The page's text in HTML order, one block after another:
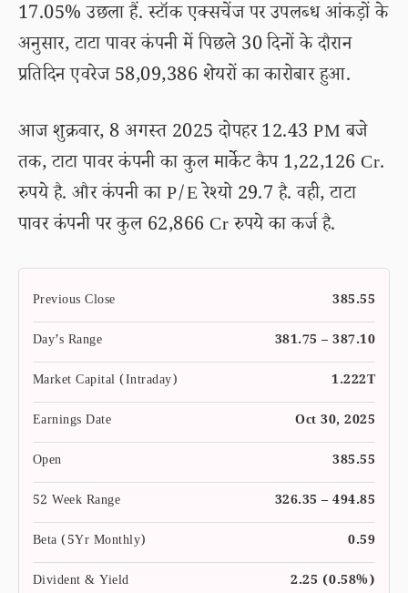
17.05% उछला हैं. स्टॉक एक्सचेंज पर उपलब्ध आंकड़ों के
अनुसार, टाटा पावर कंपनी में पिछले 30 दिनों के दौरान
प्रतिदिन एवरेज 58,09,386 शेयरों का कारोबार हुआ.
आज शुक्रवार, 8 अगस्त 2025 दोपहर 12.43 PM बजे
तक, टाटा पावर कंपनी का कुल मार्केट कैप 1,22,126 Cr.
रुपये है. और कंपनी का P/E रेश्यो 29.7 है. वही, टाटा
पावर कंपनी पर कुल 62,866 Cr रुपये का कर्ज है.
Previous Close
385.55
Day’s Range
381.75 – 387.10
Market Capital (Intraday)
1.222T
Earnings Date
Oct 30, 2025
Open
385.55
52 Week Range
326.35 – 494.85
Beta (5Yr Monthly)
0.59
Divident & Yield
2.25 (0.58%)